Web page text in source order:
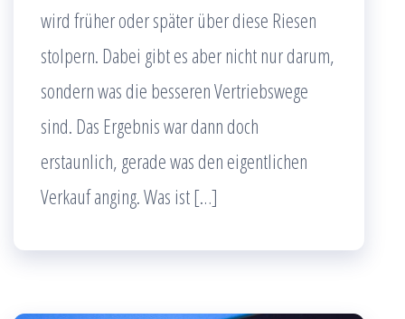
wird früher oder später über diese Riesen
stolpern. Dabei gibt es aber nicht nur darum,
sondern was die besseren Vertriebswege
sind. Das Ergebnis war dann doch
erstaunlich, gerade was den eigentlichen
Verkauf anging. Was ist […]